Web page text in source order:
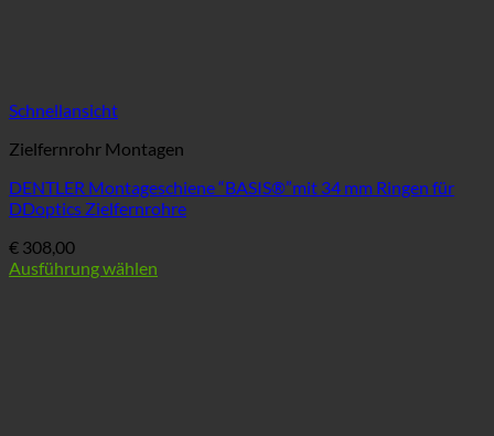
Schnellansicht
Zielfernrohr Montagen
DENTLER Montageschiene “BASIS®”mit 34 mm Ringen für
DDoptics Zielfernrohre
€ 308,00
Ausführung wählen